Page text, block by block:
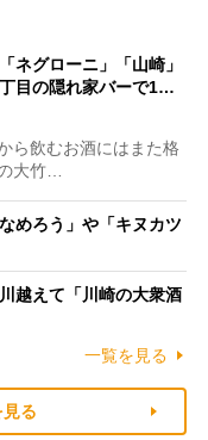
ネグローニ」「山崎」
目の隠れ家バーで1…
ら飲むお酒にはまた格
大竹…
めろう」や「キヌカツ
越えて「川崎の大衆酒
一覧を見る
る